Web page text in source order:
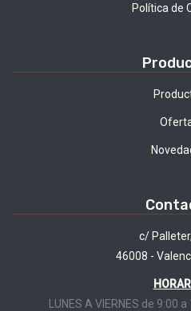
Política de
c/
46008 -
LUNES A VIERNES de 9:00